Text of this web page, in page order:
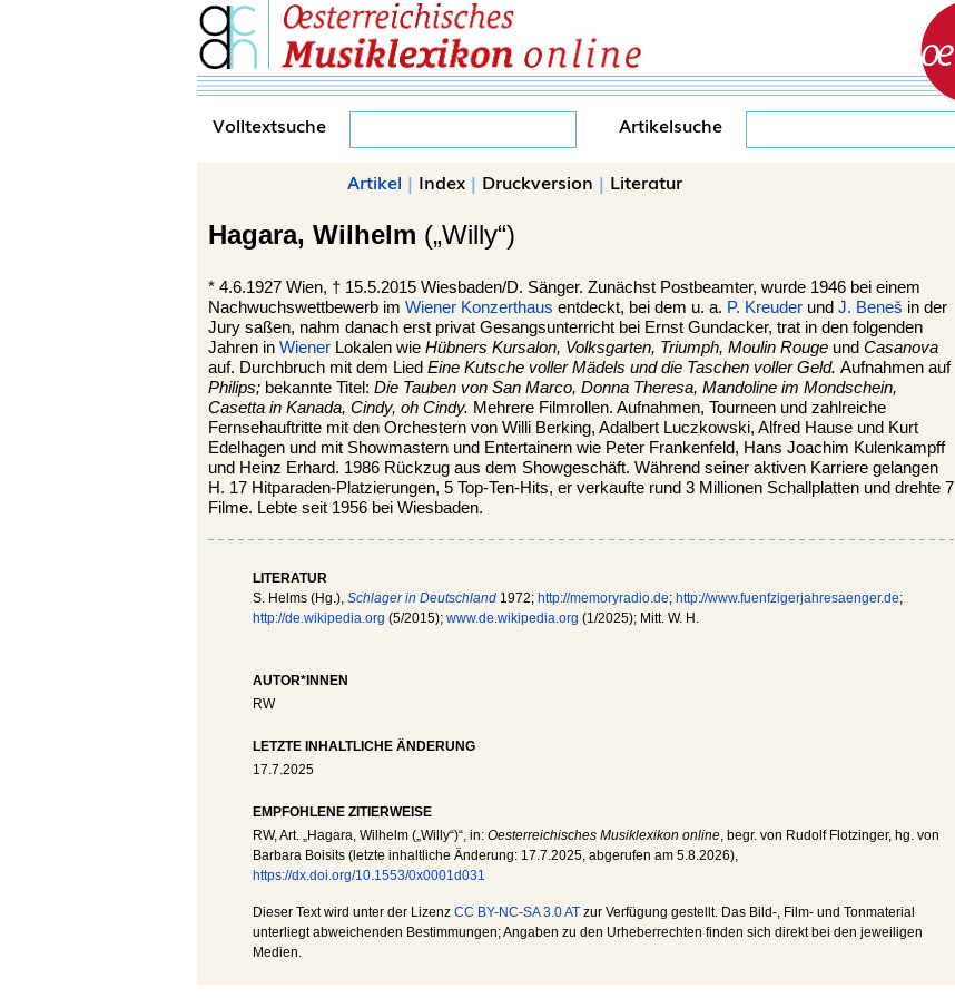
Volltextsuche Artikelsuche
Artikel | Index | Druckversion | Literatur
Hagara, Wilhelm („Willy“)
* 4.6.1927 Wien, † 15.5.2015 Wiesbaden/D. Sänger. Zunächst Postbeamter, wurde 1946 bei einem
Nachwuchswettbewerb im Wiener Konzerthaus entdeckt, bei dem u. a. P. Kreuder und J. Beneš in der
Jury saßen, nahm danach erst privat Gesangsunterricht bei Ernst Gundacker, trat in den folgenden
Jahren in Wiener Lokalen wie Hübners Kursalon, Volksgarten, Triumph, Moulin Rouge und Casanova
auf. Durchbruch mit dem Lied Eine Kutsche voller Mädels und die Taschen voller Geld. Aufnahmen auf
Philips; bekannte Titel: Die Tauben von San Marco, Donna Theresa, Mandoline im Mondschein,
Casetta in Kanada, Cindy, oh Cindy. Mehrere Filmrollen. Aufnahmen, Tourneen und zahlreiche
Fernsehauftritte mit den Orchestern von Willi Berking, Adalbert Luczkowski, Alfred Hause und Kurt
Edelhagen und mit Showmastern und Entertainern wie Peter Frankenfeld, Hans Joachim Kulenkampff
und Heinz Erhard. 1986 Rückzug aus dem Showgeschäft. Während seiner aktiven Karriere gelangen
H. 17 Hitparaden-Platzierungen, 5 Top-Ten-Hits, er verkaufte rund 3 Millionen Schallplatten und drehte 7
Filme. Lebte seit 1956 bei Wiesbaden.
LITERATUR
S. Helms (Hg.), Schlager in Deutschland 1972; http://memoryradio.de; http://www.fuenfzigerjahresaenger.de;
http://de.wikipedia.org (5/2015); www.de.wikipedia.org (1/2025); Mitt. W. H.
AUTOR*INNEN
RW
LETZTE INHALTLICHE ÄNDERUNG
17.7.2025
EMPFOHLENE ZITIERWEISE
RW, Art. „Hagara, Wilhelm („Willy“)“, in: Oesterreichisches Musiklexikon online, begr. von Rudolf Flotzinger, hg. von
Barbara Boisits (letzte inhaltliche Änderung: 17.7.2025, abgerufen am 5.8.2026),
https://dx.doi.org/10.1553/0x0001d031
Dieser Text wird unter der Lizenz CC BY-NC-SA 3.0 AT zur Verfügung gestellt. Das Bild-, Film- und Tonmaterial
unterliegt abweichenden Bestimmungen; Angaben zu den Urheberrechten finden sich direkt bei den jeweiligen
Medien.